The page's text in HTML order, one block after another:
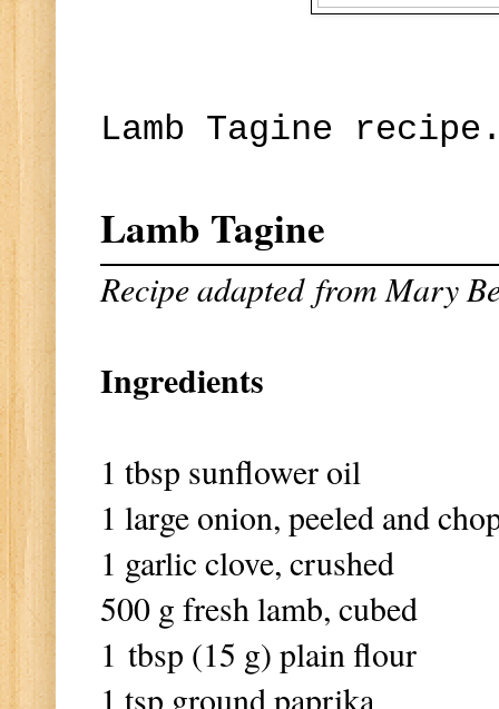
Lamb Tagine
Lamb Tagine
Recipe adapted from Mary
Ingredients
1 tbsp sunflower oil
1 large onion, peeled and
1 garlic clove, crushed
500 g fresh lamb, cubed
1 tbsp (15 g) plain flour
1 tsp ground paprika